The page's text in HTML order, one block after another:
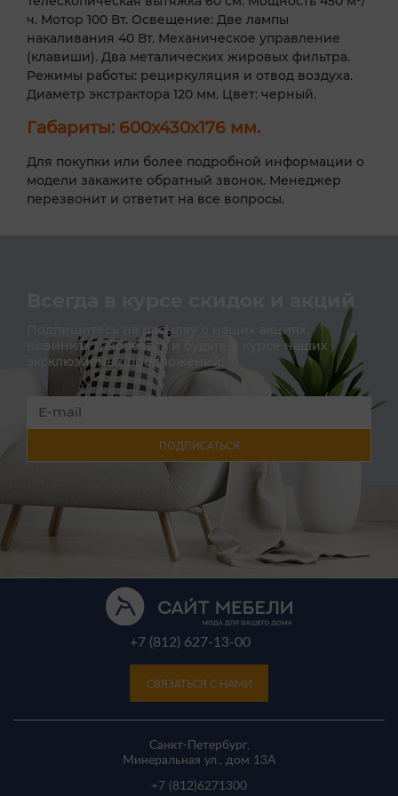
ч. Мотор 100 Вт. Освещение: Две лампы
накаливания 40 Вт. Механическое управление
(клавиши). Два металических жировых фильтра.
Режимы работы: рециркуляция и отвод воздуха.
Диаметр экстрактора 120 мм. Цвет: черный.
Габариты: 600х430х176 мм.
Для покупки или более подробной информации о
модели закажите обратный звонок. Менеджер
перезвонит и ответит на все вопросы.
Всегда в курсе скидок и акций
Подпишитесь на расылку о наших акциях,
новинках и новостях и будьте в курсе наших
эксклюзивных предложений!
ПОДПИСАТЬСЯ
+7 (812) 627-13-00
СВЯЗАТЬСЯ С НАМИ
Санкт-Петербург,
Минеральная ул., дом 13A
+7 (812)6271300